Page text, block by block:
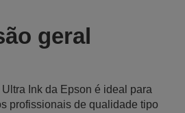
geral
Ink da Epson é ideal para
profissionais de qualidade tipo